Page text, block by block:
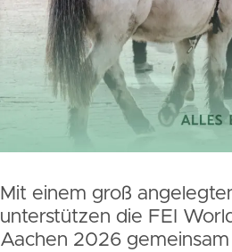
Mit einem groß
unterstützen die FEI
Aachen 2026